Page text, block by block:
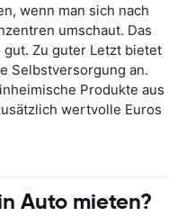
wenn man sich nach
umschaut. Das
Zu guter Letzt bietet
Selbstversorgung an.
Produkte aus
wertvolle Euros
Auto mieten?